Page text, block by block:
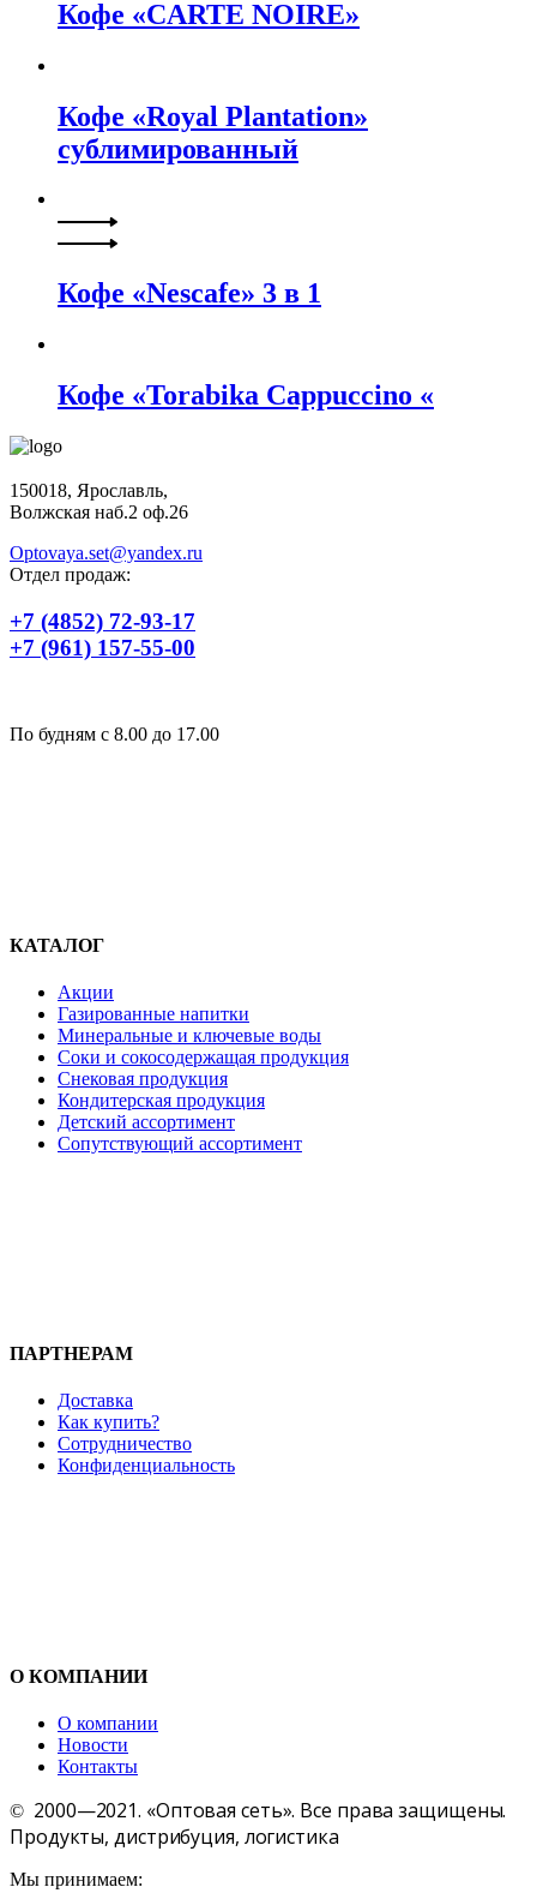
Кофе «CARTE NOIRE»
Кофе «Royal Plantation»
сублимированный
Кофе «Nescafe» 3 в 1
Кофе «Torabika Cappuccino «
150018, Ярославль,
Волжская наб.2 оф.26
Optovaya.set@yandex.ru
Отдел продаж:
+7 (4852) 72-93-17
+7 (961) 157-55-00
По будням c 8.00 до 17.00
КАТАЛОГ
Акции
Газированные напитки
Минеральные и ключевые воды
Соки и сокосодержащая продукция
Снековая продукция
Кондитерская продукция
Детский ассортимент
Сопутствующий ассортимент
ПАРТНЕРАМ
Доставка
Как купить?
Сотрудничество
Конфиденциальность
О КОМПАНИИ
О компании
Новости
Контакты
© 2000—2021. «Оптовая сеть». Все права защищены.
Продукты, дистрибуция, логистика
Мы принимаем: